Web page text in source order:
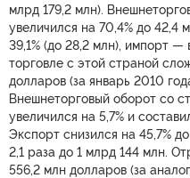
млрд 179,2 млн).
увеличился на 70,4% до 42,4
39,1% (до 28,2 млн), импорт —
торговле с этой страной
долларов (за январь 2010
Внешнеторговый оборот со
увеличился на 5,7% и
Экспорт снизился на 45,7%
2,1 раза до 1 млрд 144 млн.
556,2 млн долларов (за